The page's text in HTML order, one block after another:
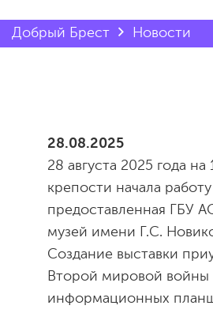
Добрый Брест Новости
28.08.2025
28 августа 2025 года
крепости начала
предоставленная ГБУ
музей имени Г.С.
Создание выставки
Второй мировой войны
информационных